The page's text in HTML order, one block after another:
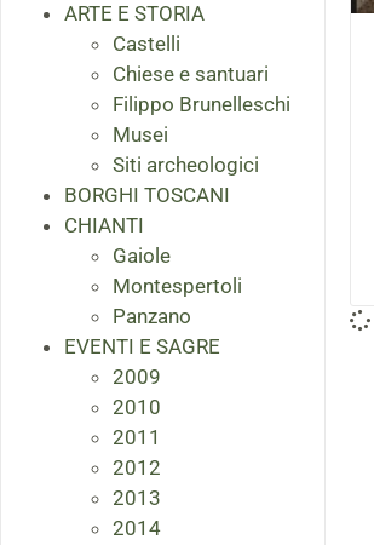
ARTE E STORIA
Castelli
Chiese e santuari
Filippo Brunelleschi
Musei
Siti archeologici
BORGHI TOSCANI
CHIANTI
Gaiole
Montespertoli
Panzano
EVENTI E SAGRE
2009
2010
2011
2012
2013
2014